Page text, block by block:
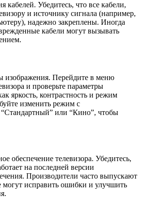
кабелей. Убедитесь, что все кабели,
и источнику сигнала (например,
надежно закреплены. Иногда
кабели могут вызывать
изображения. Перейдите в меню
и проверьте параметры
яркость, контрастность и режим
изменить режим с
или “Кино”, чтобы
обеспечение телевизора. Убедитесь,
на последней версии
Производители часто выпускают
могут исправить ошибки и улучшить